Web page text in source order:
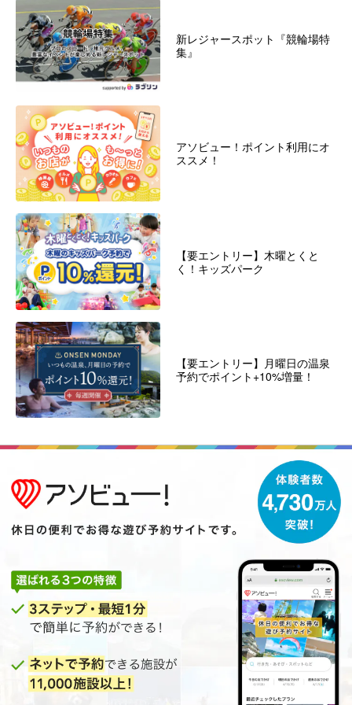
新レジャースポット『競輪場特
集』
アソビュー！ポイント利用にオ
ススメ！
【要エントリー】木曜とくと
く！キッズパーク
【要エントリー】月曜日の温泉
予約でポイント+10%増量！